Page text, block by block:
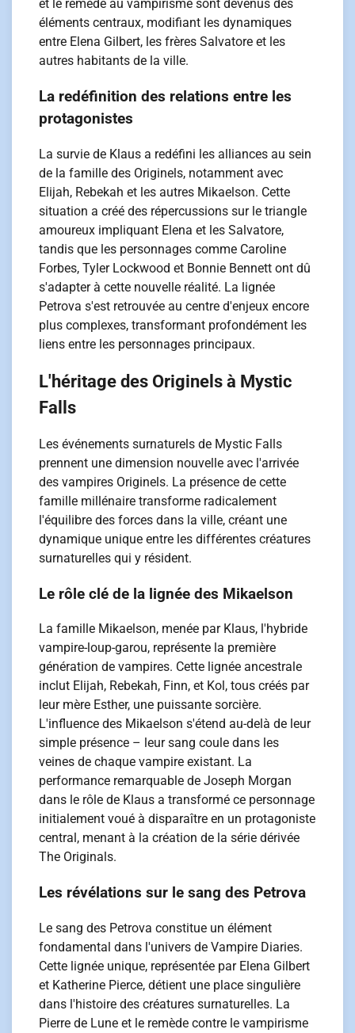
et le remède au vampirisme sont devenus des
éléments centraux, modifiant les dynamiques
entre Elena Gilbert, les frères Salvatore et les
autres habitants de la ville.
La redéfinition des relations entre les
protagonistes
La survie de Klaus a redéfini les alliances au sein
de la famille des Originels, notamment avec
Elijah, Rebekah et les autres Mikaelson. Cette
situation a créé des répercussions sur le triangle
amoureux impliquant Elena et les Salvatore,
tandis que les personnages comme Caroline
Forbes, Tyler Lockwood et Bonnie Bennett ont dû
s'adapter à cette nouvelle réalité. La lignée
Petrova s'est retrouvée au centre d'enjeux encore
plus complexes, transformant profondément les
liens entre les personnages principaux.
L'héritage des Originels à Mystic
Falls
Les événements surnaturels de Mystic Falls
prennent une dimension nouvelle avec l'arrivée
des vampires Originels. La présence de cette
famille millénaire transforme radicalement
l'équilibre des forces dans la ville, créant une
dynamique unique entre les différentes créatures
surnaturelles qui y résident.
Le rôle clé de la lignée des Mikaelson
La famille Mikaelson, menée par Klaus, l'hybride
vampire-loup-garou, représente la première
génération de vampires. Cette lignée ancestrale
inclut Elijah, Rebekah, Finn, et Kol, tous créés par
leur mère Esther, une puissante sorcière.
L'influence des Mikaelson s'étend au-delà de leur
simple présence – leur sang coule dans les
veines de chaque vampire existant. La
performance remarquable de Joseph Morgan
dans le rôle de Klaus a transformé ce personnage
initialement voué à disparaître en un protagoniste
central, menant à la création de la série dérivée
The Originals.
Les révélations sur le sang des Petrova
Le sang des Petrova constitue un élément
fondamental dans l'univers de Vampire Diaries.
Cette lignée unique, représentée par Elena Gilbert
et Katherine Pierce, détient une place singulière
dans l'histoire des créatures surnaturelles. La
Pierre de Lune et le remède contre le vampirisme